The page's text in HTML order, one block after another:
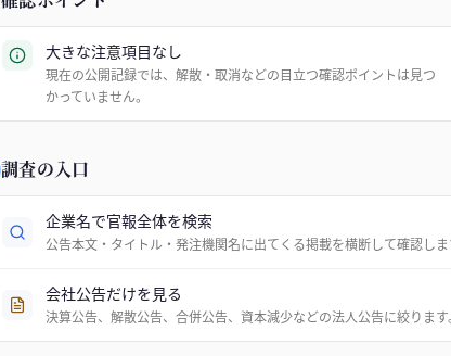
大きな注意項目なし
現在の公開記録では、解散・取消などの目立つ確認ポイントは見つ
かっていません。
調査の入口
企業名で官報全体を検索
公告本文・タイトル・発注機関名に出てくる掲載を横断して確認しま
会社公告だけを見る
決算公告、解散公告、合併公告、資本減少などの法人公告に絞ります。